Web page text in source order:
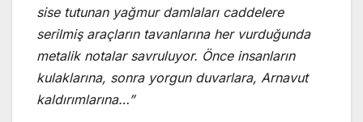
sise tutunan yağmur damlaları caddelere
serilmiş araçların tavanlarına her vurduğunda
metalik notalar savruluyor. Önce insanların
kulaklarına, sonra yorgun duvarlara, Arnavut
kaldırımlarına…”